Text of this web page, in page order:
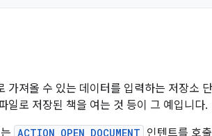
가져올 수 있는 데이터를 입력하는 저장소
일로 저장된 책을 여는 것 등이 그 예입니다.
ACTION_OPEN_DOCUMENT 인텐트를 호